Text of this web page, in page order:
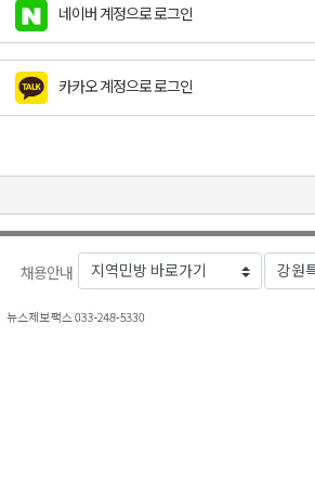
네이버 계정으로 로그인
카카오 계정으로 로그인
채용안내